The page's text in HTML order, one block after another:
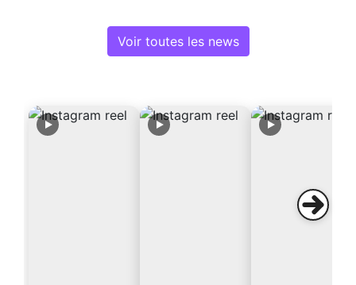
Voir toutes les news